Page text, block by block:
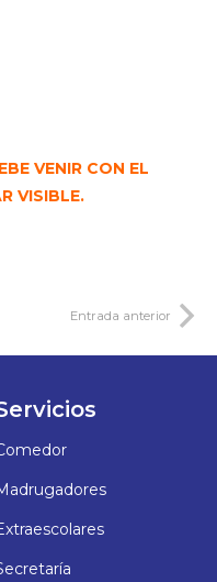
VENIR CON EL
VISIBLE.
Entrada anterior